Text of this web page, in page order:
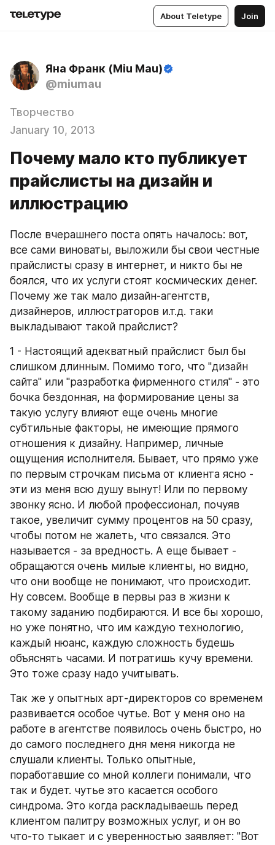
About Teletype Join
Яна Франк (Miu Mau)
@miumau
Творчество
January 10, 2013
Почему мало кто публикует
прайслисты на дизайн и
иллюстрацию
После вчерашнего поста опять началось: вот,
все сами виноваты, выложили бы свои честные
прайслисты сразу в интернет, и никто бы не
боялся, что их услуги стоят космических денег.
Почему же так мало дизайн-агентств,
дизайнеров, иллюстраторов и.т.д. таки
выкладывают такой прайслист?
1 - Настоящий адекватный прайслист был бы
слишком длинным. Помимо того, что "дизайн
сайта" или "разработка фирменного стиля" - это
бочка бездонная, на формирование цены за
такую услугу влияют еще очень многие
субтильные факторы, не имеющие прямого
отношения к дизайну. Например, личные
ощущения исполнителя. Бывает, что прямо уже
по первым строчкам письма от клиента ясно -
эти из меня всю душу вынут! Или по первому
звонку ясно. И любой профессионал, почуяв
такое, увеличит сумму процентов на 50 сразу,
чтобы потом не жалеть, что связался. Это
называется - за вредность. А еще бывает -
обращаются очень милые клиенты, но видно,
что они вообще не понимают, что происходит.
Ну совсем. Вообще в первы раз в жизни к
такому заданию подбираются. И все бы хорошо,
но уже понятно, что им каждую технологию,
каждый нюанс, каждую сложность будешь
объяснять часами. И потратишь кучу времени.
Это тоже сразу надо учитывать.
Так же у опытных арт-директоров со временем
развивается особое чутье. Вот у меня оно на
работе в агентстве появилось очень быстро, но
до самого последнего дня меня никогда не
слушали клиенты. Только опытные,
поработавшие со мной коллеги понимали, что
так и будет. чутье это касается особого
синдрома. Это когда раскладываешь перед
клиентом палитру возможных услуг, и он во
что-то тыкает и с уверенностью заявляет: "Вот